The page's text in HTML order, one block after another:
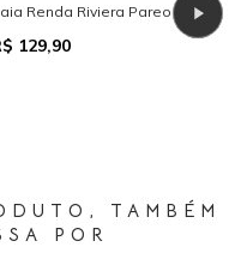
Renda Riviera Pareo
129,90
TAMBÉM
POR